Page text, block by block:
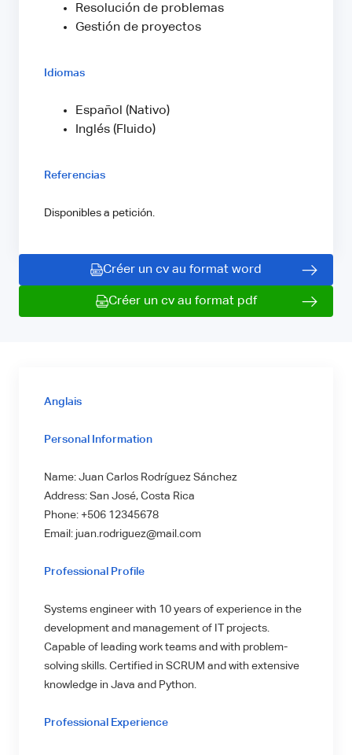
Resolución de problemas
Gestión de proyectos
Idiomas
Español (Nativo)
Inglés (Fluido)
Referencias
Disponibles a petición.
Créer un cv au format word
Créer un cv au format pdf
Anglais
Personal Information
Name: Juan Carlos Rodríguez Sánchez
Address: San José, Costa Rica
Phone: +506 12345678
Email: juan.rodriguez@mail.com
Professional Profile
Systems engineer with 10 years of experience in the
development and management of IT projects.
Capable of leading work teams and with problem-
solving skills. Certified in SCRUM and with extensive
knowledge in Java and Python.
Professional Experience